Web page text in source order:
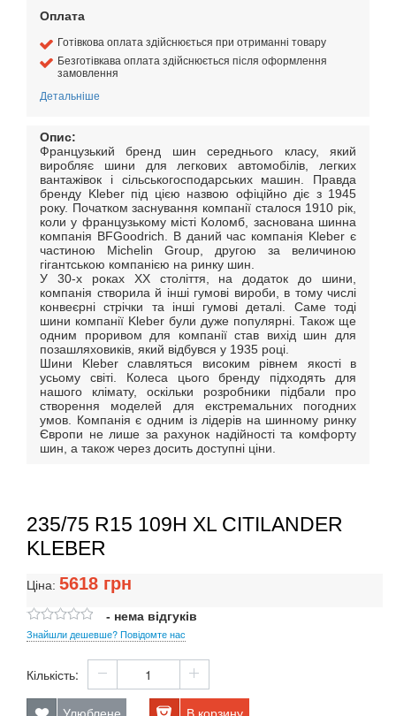
Оплата
Готівкова оплата здійснюється при отриманні товару
Безготівкава оплата здійснюється після оформлення
замовлення
Детальніше
Опис:
Французький бренд шин середнього класу, який
виробляє шини для легкових автомобілів, легких
вантажівок і сільськогосподарських машин. Правда
бренду Kleber під цією назвою офіційно діє з 1945
року. Початком заснування компанії сталося 1910 рік,
коли у французькому місті Коломб, заснована шинна
компанія BFGoodrich. В даний час компанія Kleber є
частиною Michelin Group, другою за величиною
гігантською компанією на ринку шин.
У 30-х роках ХХ століття, на додаток до шини,
компанія створила й інші гумові вироби, в тому числі
конвеєрні стрічки та інші гумові деталі. Саме тоді
шини компанії Kleber були дуже популярні. Також ще
одним проривом для компанії став вихід шин для
позашляховиків, який відбувся у 1935 році.
Шини Kleber славляться високим рівнем якості в
усьому світі. Колеса цього бренду підходять для
нашого клімату, оскільки розробники підбали про
створення моделей для екстремальних погодних
умов. Компанія є одним із лідерів на шинному ринку
Європи не лише за рахунок надійності та комфорту
шин, а також через досить доступні ціни.
235/75 R15 109H XL CITILANDER
KLEBER
Ціна: 5618 грн
- нема відгуків
Знайшли дешевше? Повідомте нас
Кількість:
Улюблене В корзину